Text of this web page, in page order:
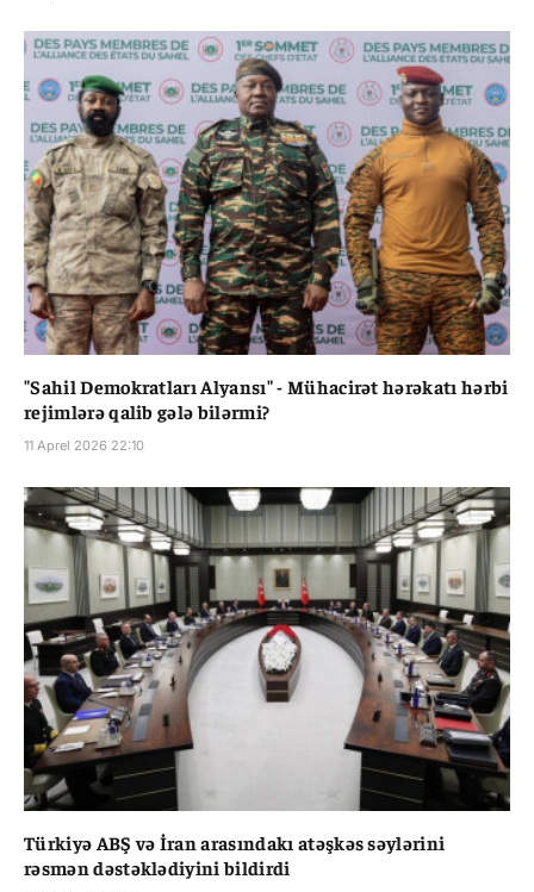
"Sahil Demokratları Alyansı" - Mühacirət hərəkatı hərbi
rejimlərə qalib gələ bilərmi?
11 Aprel 2026 22:10
Türkiyə ABŞ və İran arasındakı atəşkəs səylərini
rəsmən dəstəklədiyini bildirdi